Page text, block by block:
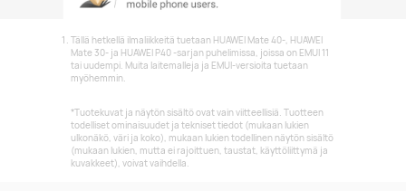
Tällä hetkellä ilmaliikkeitä tuetaan HUAWEI Mate 40-, HUAWEI
Mate 30- ja HUAWEI P40 -sarjan puhelimissa, joissa on EMUI 11
tai uudempi. Muita laitemalleja ja EMUI-versioita tuetaan
myöhemmin.
*Tuotekuvat ja näytön sisältö ovat vain viitteellisiä. Tuotteen
todelliset ominaisuudet ja tekniset tiedot (mukaan lukien
ulkonäkö, väri ja koko), mukaan lukien todellinen näytön sisältö
(mukaan lukien, mutta ei rajoittuen, taustat, käyttöliittymä ja
kuvakkeet), voivat vaihdella.